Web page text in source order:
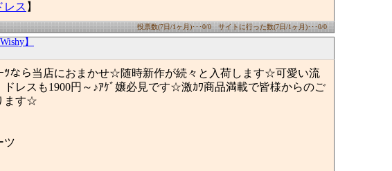
レス 】
投票数(7日/1ヶ月)･･･0/0 サイトに行った数(7日/1ヶ月)･･･0/0
】
ｰﾂなら当店におまかせ☆随時新作が続々と入荷します☆可愛い流
ドレスも1900円～♪ｱｹﾞ嬢必見です☆激ｶﾜ商品満載で皆様からのご
ます☆
ツ